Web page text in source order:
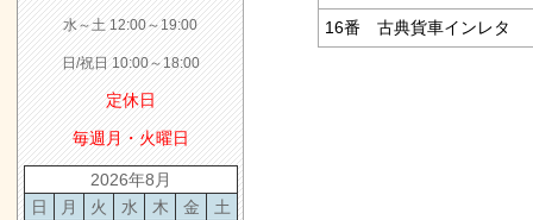
16番 古典貨車インレタ
水～土 12:00～19:00
日/祝日 10:00～18:00
定休日
毎週月・火曜日
2026年8月
日
月 火 水 木 金
土